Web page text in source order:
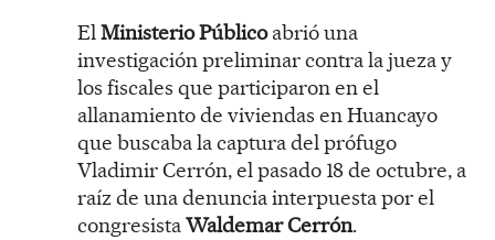
ElMinisterio Públicoabrió una
investigación preliminar contra la jueza y
los fiscales que participaron en el
allanamiento de viviendas en Huancayo
que buscaba la captura del prófugo
Vladimir Cerrón, el pasado 18 de octubre, a
raíz de una denuncia interpuesta por el
congresistaWaldemar Cerrón.